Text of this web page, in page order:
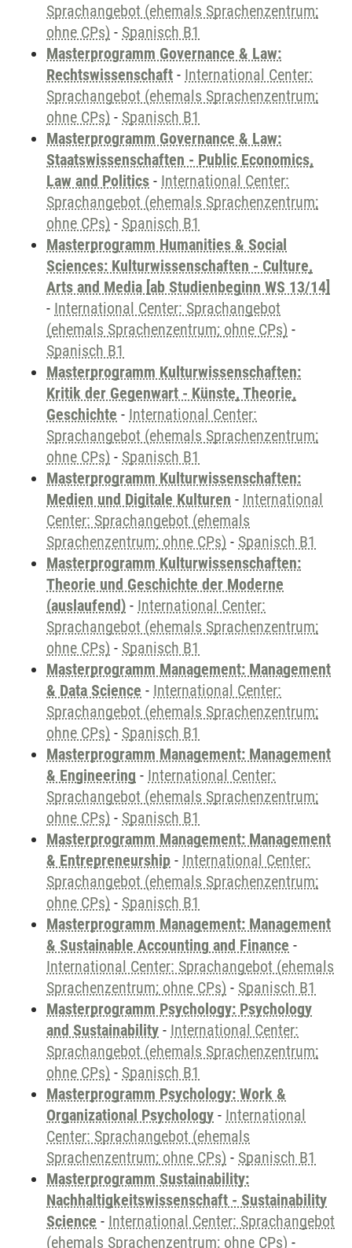
Sprachangebot (ehemals Sprachenzentrum;
ohne CPs) - Spanisch B1
Masterprogramm Governance & Law:
Rechtswissenschaft - International Center:
Sprachangebot (ehemals Sprachenzentrum;
ohne CPs) - Spanisch B1
Masterprogramm Governance & Law:
Staatswissenschaften - Public Economics,
Law and Politics - International Center:
Sprachangebot (ehemals Sprachenzentrum;
ohne CPs) - Spanisch B1
Masterprogramm Humanities & Social
Sciences: Kulturwissenschaften - Culture,
Arts and Media [ab Studienbeginn WS 13/14]
- International Center: Sprachangebot
(ehemals Sprachenzentrum; ohne CPs) -
Spanisch B1
Masterprogramm Kulturwissenschaften:
Kritik der Gegenwart - Künste, Theorie,
Geschichte - International Center:
Sprachangebot (ehemals Sprachenzentrum;
ohne CPs) - Spanisch B1
Masterprogramm Kulturwissenschaften:
Medien und Digitale Kulturen - International
Center: Sprachangebot (ehemals
Sprachenzentrum; ohne CPs) - Spanisch B1
Masterprogramm Kulturwissenschaften:
Theorie und Geschichte der Moderne
(auslaufend) - International Center:
Sprachangebot (ehemals Sprachenzentrum;
ohne CPs) - Spanisch B1
Masterprogramm Management: Management
& Data Science - International Center:
Sprachangebot (ehemals Sprachenzentrum;
ohne CPs) - Spanisch B1
Masterprogramm Management: Management
& Engineering - International Center:
Sprachangebot (ehemals Sprachenzentrum;
ohne CPs) - Spanisch B1
Masterprogramm Management: Management
& Entrepreneurship - International Center:
Sprachangebot (ehemals Sprachenzentrum;
ohne CPs) - Spanisch B1
Masterprogramm Management: Management
& Sustainable Accounting and Finance -
International Center: Sprachangebot (ehemals
Sprachenzentrum; ohne CPs) - Spanisch B1
Masterprogramm Psychology: Psychology
and Sustainability - International Center:
Sprachangebot (ehemals Sprachenzentrum;
ohne CPs) - Spanisch B1
Masterprogramm Psychology: Work &
Organizational Psychology - International
Center: Sprachangebot (ehemals
Sprachenzentrum; ohne CPs) - Spanisch B1
Masterprogramm Sustainability:
Nachhaltigkeitswissenschaft - Sustainability
Science - International Center: Sprachangebot
(ehemals Sprachenzentrum; ohne CPs) -